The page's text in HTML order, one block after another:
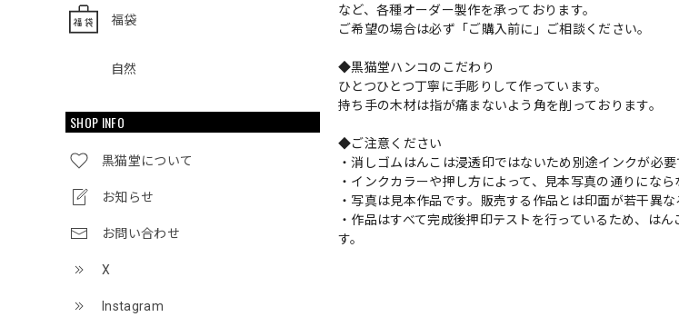
福袋
自然
SHOP INFO
黒猫堂について
お知らせ
お問い合わせ
X
Instagram
など、各種オーダー製作を承っております。
ご希望の場合は必ず「ご購入前に」ご相談ください。
◆黒猫堂ハンコのこだわり
ひとつひとつ丁寧に手彫りして作っています。
持ち手の木材は指が痛まないよう角を削っております。
◆ご注意ください
・消しゴムはんこは浸透印ではないため別途インクが必要
・インクカラーや押し方によって、見本写真の通りになら
・写真は見本作品です。販売する作品とは印面が若干異な
・作品はすべて完成後押印テストを行っているため、は
す。